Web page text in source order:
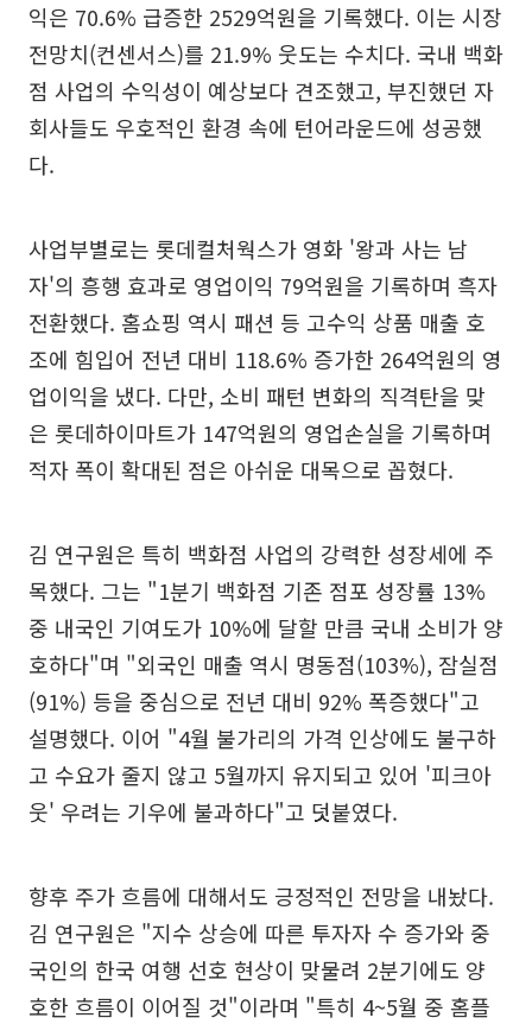
익은 70.6% 급증한 2529억원을 기록했다. 이는 시장
전망치(컨센서스)를 21.9% 웃도는 수치다. 국내 백화
점 사업의 수익성이 예상보다 견조했고, 부진했던 자
회사들도 우호적인 환경 속에 턴어라운드에 성공했
다.
사업부별로는 롯데컬처웍스가 영화 '왕과 사는 남
자'의 흥행 효과로 영업이익 79억원을 기록하며 흑자
전환했다. 홈쇼핑 역시 패션 등 고수익 상품 매출 호
조에 힘입어 전년 대비 118.6% 증가한 264억원의 영
업이익을 냈다. 다만, 소비 패턴 변화의 직격탄을 맞
은 롯데하이마트가 147억원의 영업손실을 기록하며
적자 폭이 확대된 점은 아쉬운 대목으로 꼽혔다.
김 연구원은 특히 백화점 사업의 강력한 성장세에 주
목했다. 그는 "1분기 백화점 기존 점포 성장률 13%
중 내국인 기여도가 10%에 달할 만큼 국내 소비가 양
호하다"며 "외국인 매출 역시 명동점(103%), 잠실점
(91%) 등을 중심으로 전년 대비 92% 폭증했다"고
설명했다. 이어 "4월 불가리의 가격 인상에도 불구하
고 수요가 줄지 않고 5월까지 유지되고 있어 '피크아
웃' 우려는 기우에 불과하다"고 덧붙였다.
향후 주가 흐름에 대해서도 긍정적인 전망을 내놨다.
김 연구원은 "지수 상승에 따른 투자자 수 증가와 중
국인의 한국 여행 선호 현상이 맞물려 2분기에도 양
호한 흐름이 이어질 것"이라며 "특히 4~5월 중 홈플